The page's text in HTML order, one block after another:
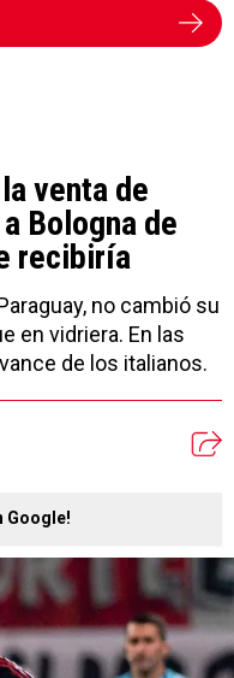
venta de
Bologna de
recibiría
no cambió su
en vidriera. En las
de los italianos.
Google!